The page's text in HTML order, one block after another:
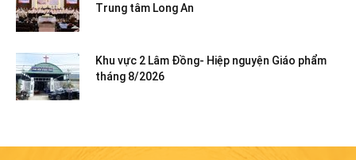
Trung tâm Long An
Khu vực 2 Lâm Đồng- Hiệp nguyện Giáo phẩm
tháng 8/2026